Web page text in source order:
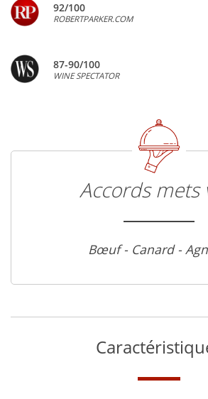
92/100
ROBERTPARKER.COM
87-90/100
WINE SPECTATOR
Accords mets
Bœuf - Canard -